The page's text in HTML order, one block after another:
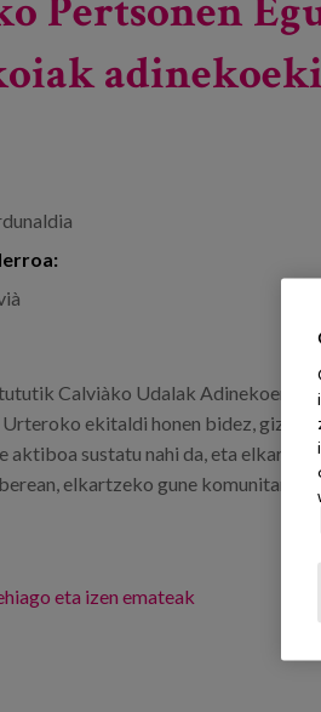
Pertsonen
Calviàko Udalak Adinekoen
ekitaldi honen bidez,
aktiboa sustatu nahi da, eta
elkartzeko gune komunitario
eta izen emateak